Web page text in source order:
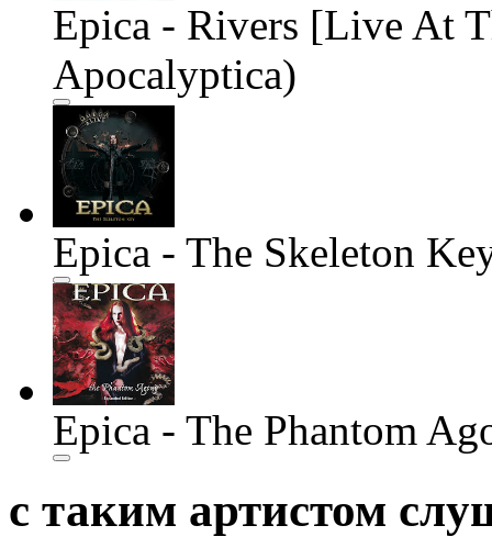
Epica - Rivers [Live At
Apocalyptica)
Epica - The Skeleton
Epica - The Phantom
с таким артистом